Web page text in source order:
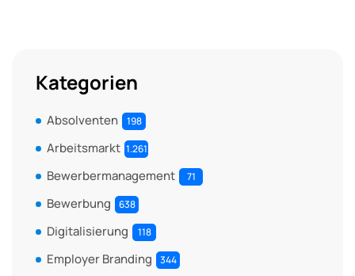
Kategorien
Absolventen 198
Arbeitsmarkt 1.261
Bewerbermanagement 71
Bewerbung 638
Digitalisierung 118
Employer Branding 344